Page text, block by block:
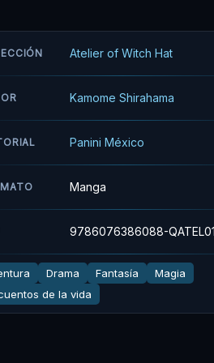
Atelier of Witch Hat
Kamome Shirahama
Panini México
Manga
9786076386088-
Drama Fantasía
Magia
de la vida